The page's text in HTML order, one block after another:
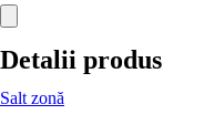
Detalii produs
Salt zonă